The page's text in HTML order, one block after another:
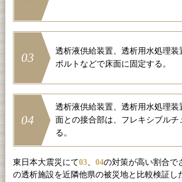
03
透析液供給装置、透析用水処理装
ボルトなどで床面に固定する。
04
透析液供給装置、透析用水処理装
面との接合部は、フレキシブルチ
る。
東日本大震災にて03、04の対策が高い割合で
の透析施設を近隣他県の被災地と比較検証し